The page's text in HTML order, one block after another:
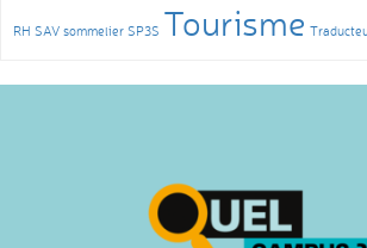
RH SAV sommelier SP3S Tourisme